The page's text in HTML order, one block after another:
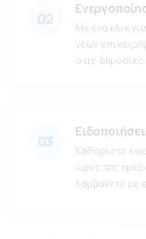
02
Με ένα κλικ
νέων
στις
03
Καθορίστε
ώρες της
λαμβάνετε με